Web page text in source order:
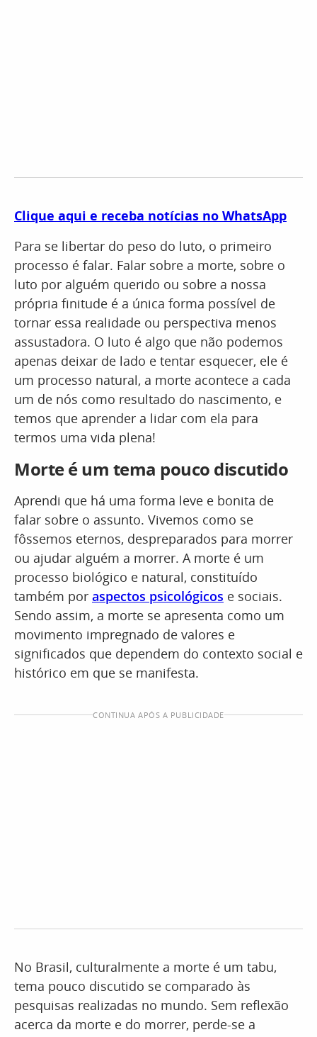
Clique aqui e receba notícias no WhatsApp
Para se libertar do peso do luto, o primeiro
processo é falar. Falar sobre a morte, sobre o
luto por alguém querido ou sobre a nossa
própria finitude é a única forma possível de
tornar essa realidade ou perspectiva menos
assustadora. O luto é algo que não podemos
apenas deixar de lado e tentar esquecer, ele é
um processo natural, a morte acontece a cada
um de nós como resultado do nascimento, e
temos que aprender a lidar com ela para
termos uma vida plena!
Morte é um tema pouco discutido
Aprendi que há uma forma leve e bonita de
falar sobre o assunto. Vivemos como se
fôssemos eternos, despreparados para morrer
ou ajudar alguém a morrer. A morte é um
processo biológico e natural, constituído
também por aspectos psicológicos e sociais.
Sendo assim, a morte se apresenta como um
movimento impregnado de valores e
significados que dependem do contexto social e
histórico em que se manifesta.
CONTINUA APÓS A PUBLICIDADE
No Brasil, culturalmente a morte é um tabu,
tema pouco discutido se comparado às
pesquisas realizadas no mundo. Sem reflexão
acerca da morte e do morrer, perde-se a